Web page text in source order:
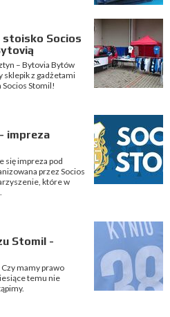
stoisko Socios
– Bytovia Bytów
sklepik z gadżetami
Stomil!
impreza
się impreza pod
przez Socios
które w
Stomil -
mamy prawo
temu nie